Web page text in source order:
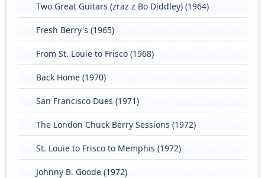
Two Great Guitars (zraz z Bo Diddley) (1964)
Fresh Berry's (1965)
From St. Louie to Frisco (1968)
Back Home (1970)
San Francisco Dues (1971)
The London Chuck Berry Sessions (1972)
St. Louie to Frisco to Memphis (1972)
Johnny B. Goode (1972)